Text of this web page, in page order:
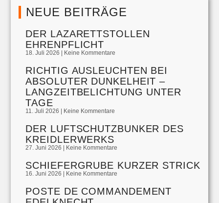
NEUE BEITRÄGE
DER LAZARETTSTOLLEN
EHRENPFLICHT
18. Juli 2026 Keine Kommentare
RICHTIG AUSLEUCHTEN BEI
ABSOLUTER DUNKELHEIT –
LANGZEITBELICHTUNG UNTER
TAGE
11. Juli 2026 Keine Kommentare
DER LUFTSCHUTZBUNKER DES
KREIDLERWERKS
27. Juni 2026 Keine Kommentare
SCHIEFERGRUBE KURZER STRICK
16. Juni 2026 Keine Kommentare
POSTE DE COMMANDEMENT